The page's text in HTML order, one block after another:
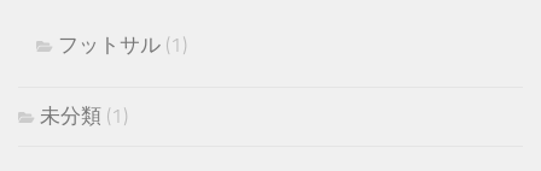
フットサル (1)
未分類 (1)